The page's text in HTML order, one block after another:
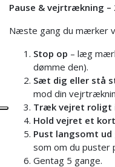
Pause & vejrtrækning
Næste gang du mærker
Stop op – læg
dømme den).
Sæt dig eller stå
mod din
Træk vejret roligt
Hold vejret et
Pust langsomt ud
som om du puster
Gentag 5 gange.